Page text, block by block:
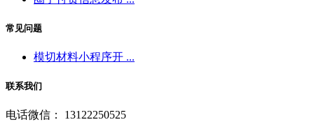
常见问题
模切材料小程序开 ...
联系我们
电话微信： 13122250525